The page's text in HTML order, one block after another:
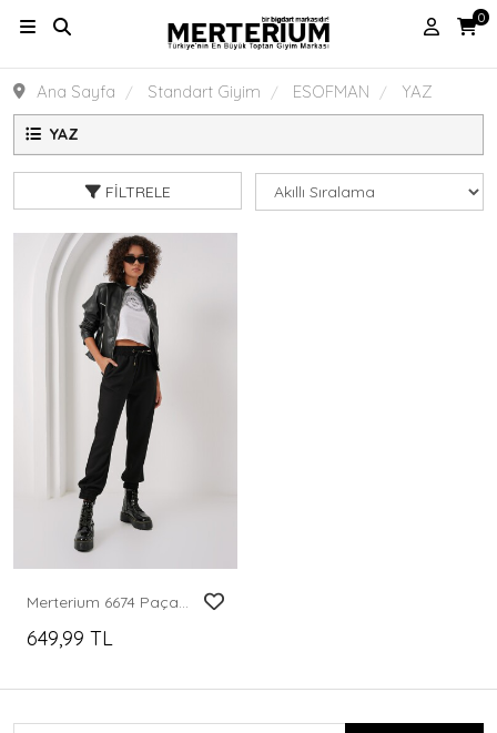
0
Ana Sayfa Standart Giyim ESOFMAN YAZ
YAZ
FILTRELE
649,99 TL